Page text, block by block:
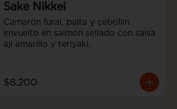
Sake Nikkei
Camarón furai, palta y cebollín
envuelto en salmón sellado con salsa
ají amarillo y teriyaki.
$8.200